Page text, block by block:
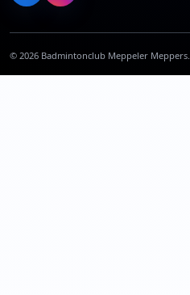
© 2026 Badmintonclub Meppeler Meppers.